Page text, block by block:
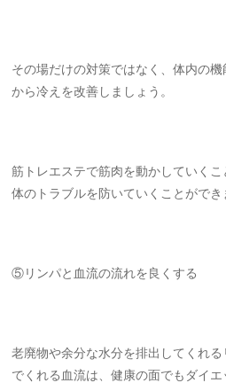
その場だけの対策ではなく、体内の
から冷えを改善しましょう。
筋トレエステで筋肉を動かしていく
体のトラブルを防いていくことができ
⑤リンパと血流の流れを良くする
老廃物や余分な水分を排出してくれ
でくれる血流は、健康の面でもダイエ